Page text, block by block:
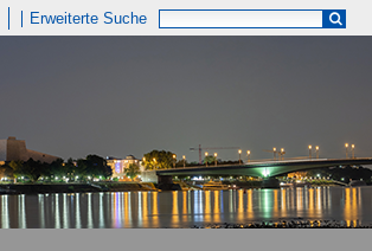
Erweiterte Suche